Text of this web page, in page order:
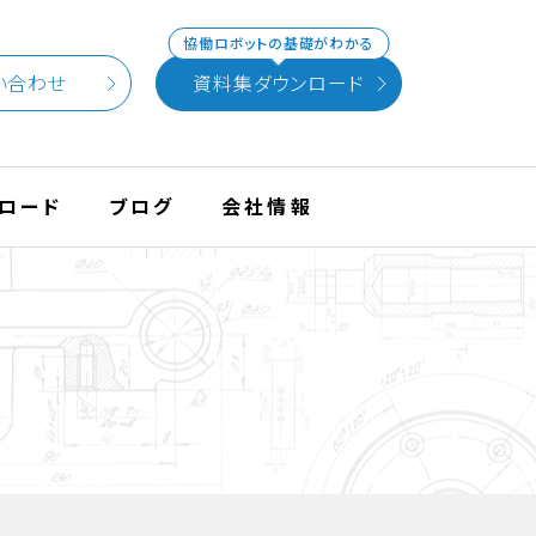
合わせ
協働ロボットの基礎がわかる
資料集ダウンロード
ード ブログ 会社情報